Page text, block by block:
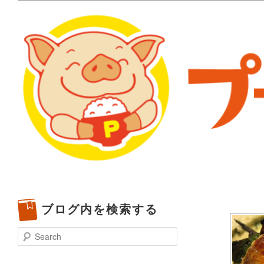
プーさんの満腹日記 |
豊中・箕面)のランチ＆
化してます。
ブログ内を検索する
Search